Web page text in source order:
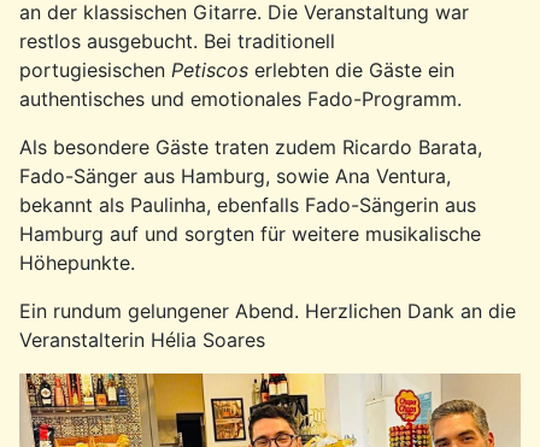
an der klassischen Gitarre. Die Veranstaltung war
restlos ausgebucht. Bei traditionell
portugiesischen Petiscos erlebten die Gäste ein
authentisches und emotionales Fado-Programm.
Als besondere Gäste traten zudem Ricardo Barata,
Fado-Sänger aus Hamburg, sowie Ana Ventura,
bekannt als Paulinha, ebenfalls Fado-Sängerin aus
Hamburg auf und sorgten für weitere musikalische
Höhepunkte.
Ein rundum gelungener Abend. Herzlichen Dank an die
Veranstalterin Hélia Soares